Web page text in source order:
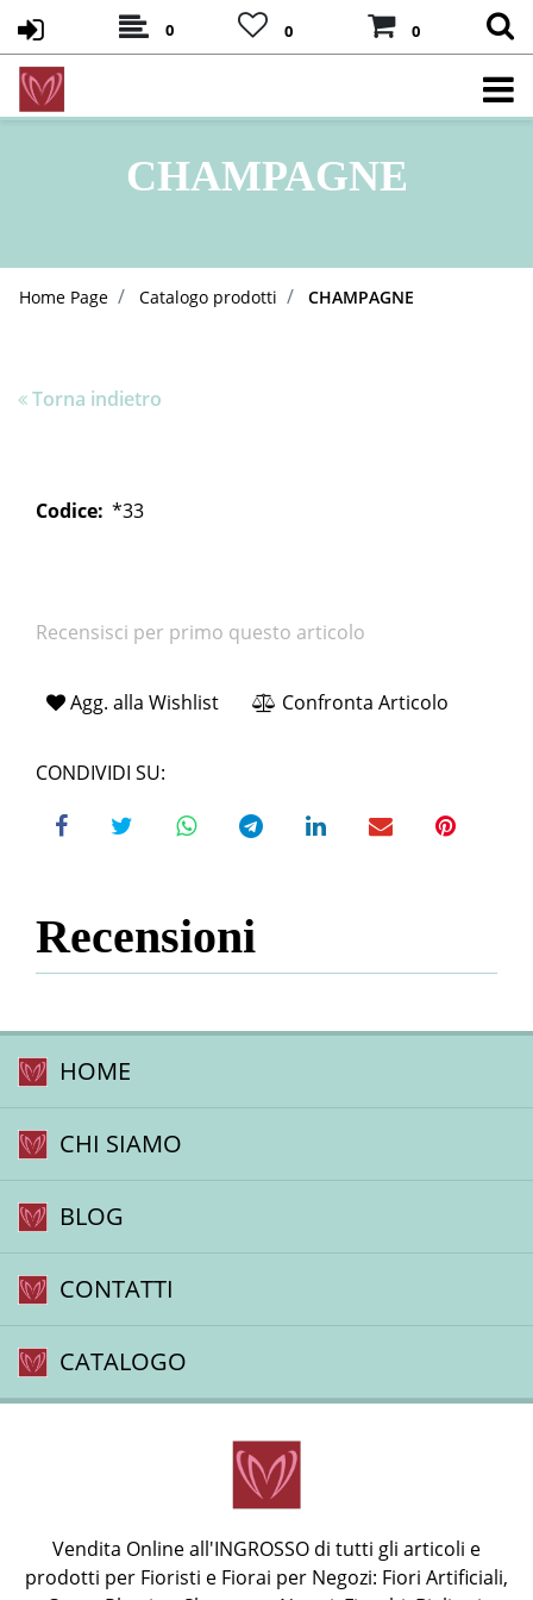
0 0 0
CHAMPAGNE
Home Page Catalogo prodotti CHAMPAGNE
Torna indietro
Codice: *33
Recensisci per primo questo articolo
Agg. alla Wishlist Confronta Articolo
CONDIVIDI SU:
Recensioni
HOME
CHI SIAMO
BLOG
CONTATTI
CATALOGO
Vendita Online all'INGROSSO di tutti gli articoli e
prodotti per Fioristi e Fiorai per Negozi: Fiori Artificiali,